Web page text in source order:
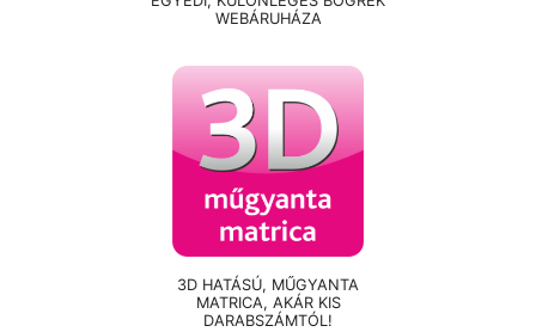
WEBÁRUHÁZA
3D HATÁSÚ, MŰGYANTA
MATRICA, AKÁR KIS
DARABSZÁMTÓL!